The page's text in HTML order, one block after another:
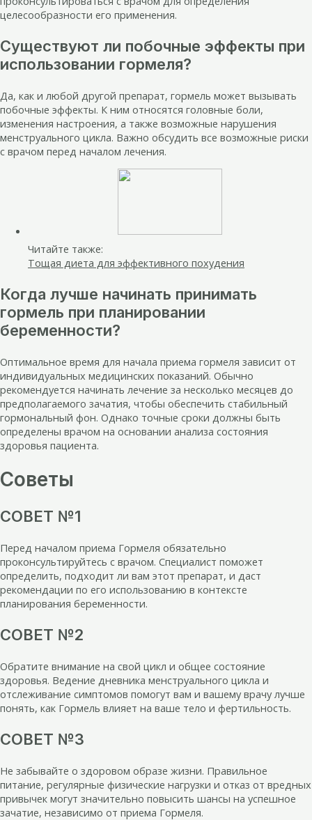
целесообразности его применения.
Существуют ли побочные эффекты при
использовании гормеля?
Да, как и любой другой препарат, гормель может вызывать
побочные эффекты. К ним относятся головные боли,
изменения настроения, а также возможные нарушения
менструального цикла. Важно обсудить все возможные риски
с врачом перед началом лечения.
Читайте также:
Тощая диета для эффективного похудения
Когда лучше начинать принимать
гормель при планировании
беременности?
Оптимальное время для начала приема гормеля зависит от
индивидуальных медицинских показаний. Обычно
рекомендуется начинать лечение за несколько месяцев до
предполагаемого зачатия, чтобы обеспечить стабильный
гормональный фон. Однако точные сроки должны быть
определены врачом на основании анализа состояния
здоровья пациента.
Советы
СОВЕТ №1
Перед началом приема Гормеля обязательно
проконсультируйтесь с врачом. Специалист поможет
определить, подходит ли вам этот препарат, и даст
рекомендации по его использованию в контексте
планирования беременности.
СОВЕТ №2
Обратите внимание на свой цикл и общее состояние
здоровья. Ведение дневника менструального цикла и
отслеживание симптомов помогут вам и вашему врачу лучше
понять, как Гормель влияет на ваше тело и фертильность.
СОВЕТ №3
Не забывайте о здоровом образе жизни. Правильное
питание, регулярные физические нагрузки и отказ от вредных
привычек могут значительно повысить шансы на успешное
зачатие, независимо от приема Гормеля.